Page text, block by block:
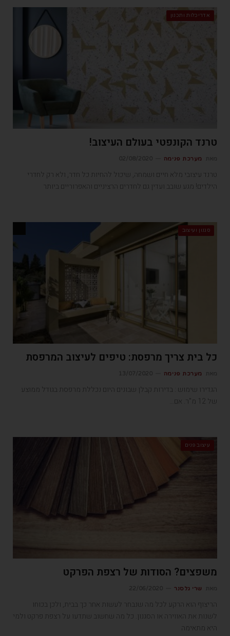
אדריכלות ותכנון
טרנד הקונפטי בעולם העיצוב!
מערכת פנימה
טרנד עיצובי מלא חיים ושמחה, שיכול להחיות כל חדר, ולא רק לחדרי
הילדים! מגע שובב ועדין גם לחדרים הרציניים והאפרוריים ביותר
סגנון ועיצוב
כל בית צריך מרפסת: טיפים לעיצוב המרפסת
מערכת פנימה
הגדירו שימוש : בדירות קבלן שבונים היום נכללת מרפסת בגודל ממוצע
של 12 מ"ר. אם…
עיצוב פנים
משפצים? הסודות של רצפת הפרקט
שרי גלסנר
הריצוף הוא הרקע לכל מה שנבחר לעשות אחר כך בבית, ולכן בכוחו
לשנות את האווירה או הסגנון. כל מה שחשוב שתדעו על רצפת פרקט ולמי
היא מתאימה